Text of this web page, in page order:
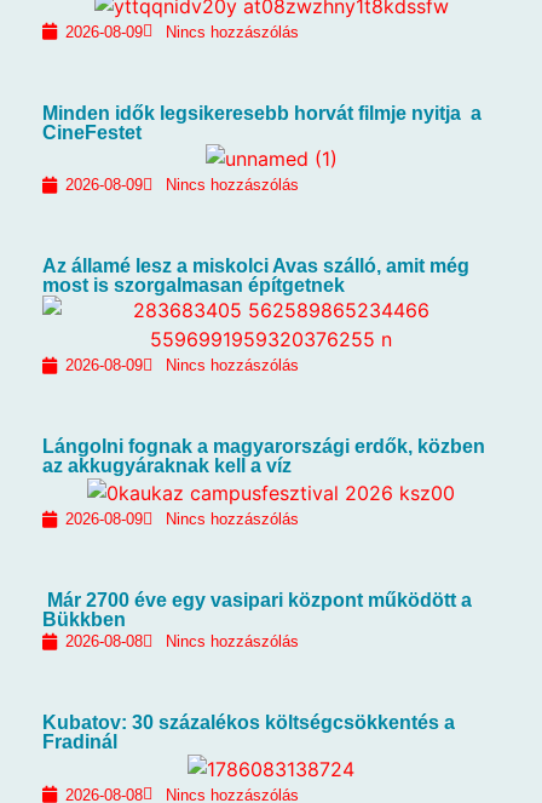
2026-08-09 Nincs hozzászólás
Minden idők legsikeresebb horvát filmje nyitja a
CineFestet
2026-08-09 Nincs hozzászólás
Az államé lesz a miskolci Avas szálló, amit még
most is szorgalmasan építgetnek
2026-08-09 Nincs hozzászólás
Lángolni fognak a magyarországi erdők, közben
az akkugyáraknak kell a víz
2026-08-09 Nincs hozzászólás
Már 2700 éve egy vasipari központ működött a
Bükkben
2026-08-08 Nincs hozzászólás
Kubatov: 30 százalékos költségcsökkentés a
Fradinál
2026-08-08 Nincs hozzászólás